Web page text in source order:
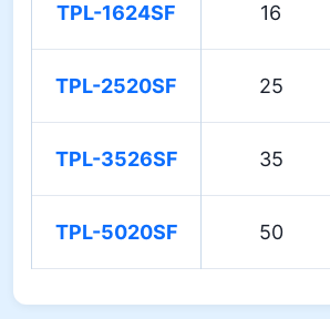
TPL-1624SF 16
TPL-2520SF 25
TPL-3526SF 35
TPL-5020SF 50